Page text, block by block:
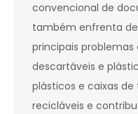
convencional de
também enfrenta
principais
descartáveis e
plásticos e caixas
recicláveis e